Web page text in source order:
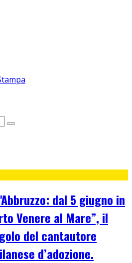
dal 5 giugno in
Venere al Mare”, il
del cantautore
d’adozione.